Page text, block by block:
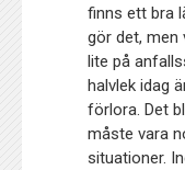
finns ett bra
gör det, men
lite på
halvlek idag
förlora. Det
måste vara
situationer.